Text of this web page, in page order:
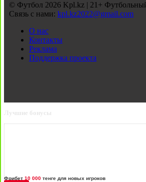
© Футбол 2026 Kpl.kz | 21+ Футбольный
Связь с нами: kpl.kz2022@gmail.com
О нас
Контакты
Реклама
Поддержка проекта
Лучшие бонусы
Фрибет 10 000 тенге для новых игроков